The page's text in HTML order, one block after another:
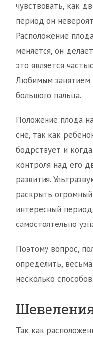
чувствовать, как
период он
Расположение
меняется, он
это является
Любимым занятием
большого пальца.
Положение плода
сне, так как
бодрствует и
контроля над его
развития.
раскрыть
интересный
самостоятельно
Поэтому вопрос,
определить,
несколько способов.
Так как